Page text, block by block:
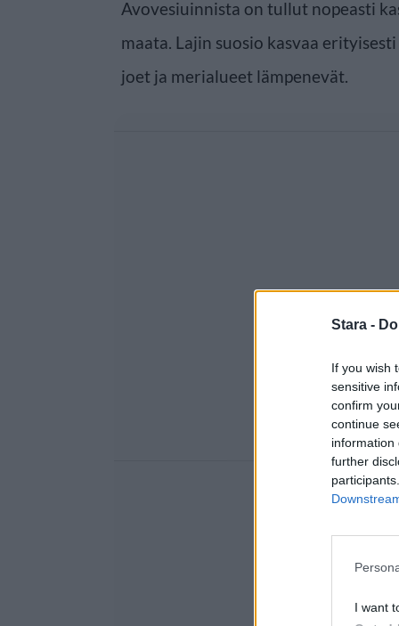
Stara -
If you wish
sensitive
confirm
continue
information
further
I want
Avovesiuinnista on tullut nopeasti
maata. Lajin suosio kasvaa
joet ja merialueet lämpenevät.